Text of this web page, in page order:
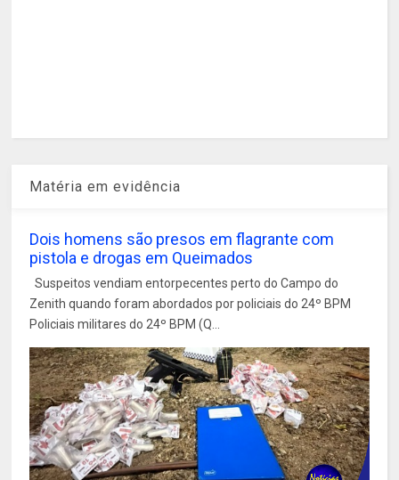
Matéria em evidência
Dois homens são presos em flagrante com
pistola e drogas em Queimados
Suspeitos vendiam entorpecentes perto do Campo do
Zenith quando foram abordados por policiais do 24º BPM
Policiais militares do 24º BPM (Q...